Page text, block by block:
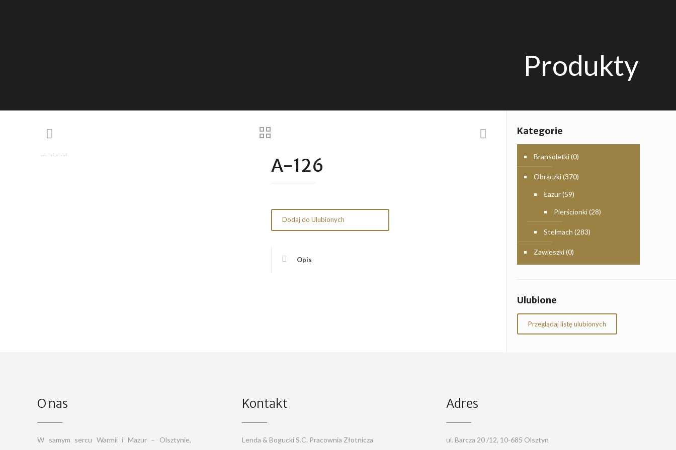
Produkty
A-126
Dodaj do Ulubionych
Opis
Kategorie
Bransoletki(0)
Obrączki(370)
Łazur(59)
Pierścionki(28)
Stelmach (283)
Zawieszki(0)
Ulubione
Przeglądaj listę ulubionych
O nas
W samym sercu Warmii i Mazur – Olsztynie,
Kontakt
Lenda & Bogucki S.C. Pracownia Złotnicza
Adres
ul. Barcza 20 /12, 10-685 Olsztyn